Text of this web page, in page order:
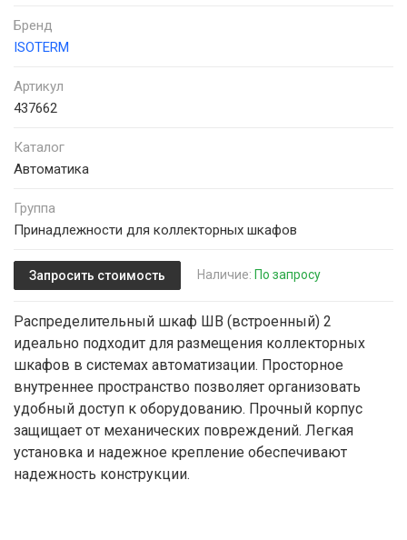
Бренд
ISOTERM
Артикул
437662
Каталог
Автоматика
Группа
Принадлежности для коллекторных шкафов
Запросить стоимость Наличие: По запросу
Распределительный шкаф ШВ (встроенный) 2
идеально подходит для размещения коллекторных
шкафов в системах автоматизации. Просторное
внутреннее пространство позволяет организовать
удобный доступ к оборудованию. Прочный корпус
защищает от механических повреждений. Легкая
установка и надежное крепление обеспечивают
надежность конструкции.